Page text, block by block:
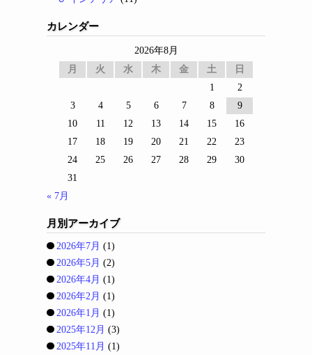
カレンダー
2026年8月
月
火 水 木 金 土
日
1
2
3
4 5 6 7 8
9
10
11 12 13 14 15
16
17
18 19 20 21 22
23
24
25 26 27 28 29
30
31
« 7月
月別アーカイブ
2026年7月 (1)
2026年5月 (2)
2026年4月 (1)
2026年2月 (1)
2026年1月 (1)
2025年12月 (3)
2025年11月 (1)